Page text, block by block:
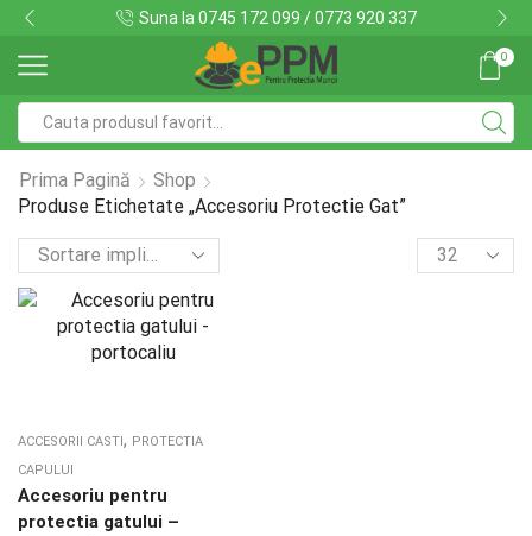
Suna la 0745 172 099 / 0773 920 337
0
input
Prima Pagină
Shop
Produse Etichetate „Accesoriu Protectie Gat”
Products
per
ACCESORII CASTI, PROTECTIA
CAPULUI
Accesoriu pentru
protectia gatului –